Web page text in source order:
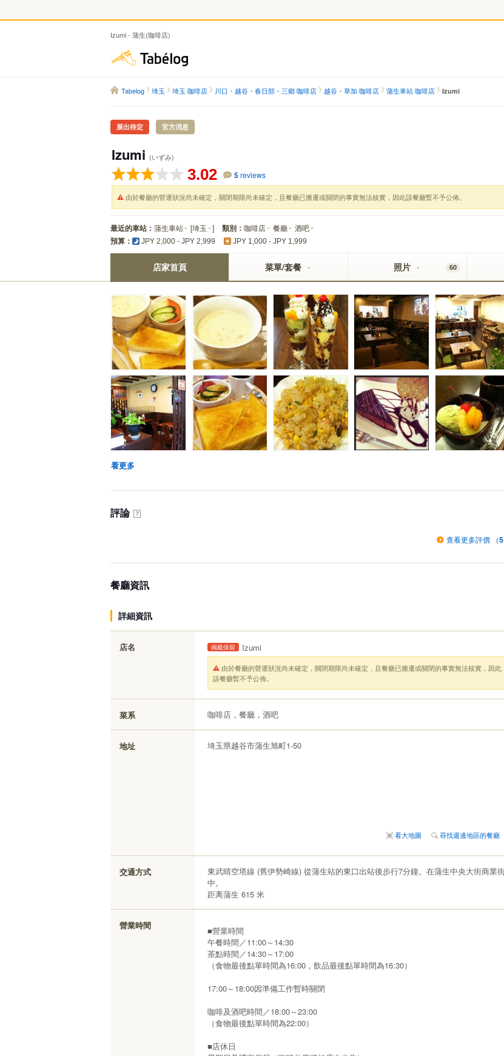
Izumi - 蒲生(咖啡店)
Tabelog 埼玉 埼玉 咖啡店 川口・越谷・春日部・三鄉 咖啡店 越谷・草加 咖啡店 蒲生車站 咖啡店 Izumi
展出待定 官方消息
Izumi (いずみ)
3.02 5reviews
由於餐廳的營運狀況尚未確定，關閉期限尚未確定，且餐廳已搬遷或關閉的事實無法核實，因此該餐廳暫不予公佈。
最近的車站： 蒲生車站 [埼玉 ] 類別： 咖啡店 餐廳 酒吧
預算： JPY 2,000 - JPY 2,999 JPY 1,000 - JPY 1,999
店家首頁 菜單/套餐 照片 60
看更多
評論 ？
查看更多評價 （5
餐廳資訊
詳細資訊
店名 掲載保留 Izumi
由於餐廳的營運狀況尚未確定，關閉期限尚未確定，且餐廳已搬遷或關閉的事實無法核實，因此
該餐廳暫不予公佈。
菜系 咖啡店，餐廳，酒吧
地址 埼玉県越谷市蒲生旭町1-50
看大地圖 尋找週邊地區的餐廳
交通方式
東武晴空塔線 (舊伊勢崎線) 從蒲生站的東口出站後步行7分鐘。在蒲生中央大街商業
中。
距离蒲生 615 米
營業時間
■營業時間
午餐時間／11:00～14:30
茶點時間／14:30～17:00
（食物最後點單時間為16:00，飲品最後點單時間為16:30）
17:00～18:00因準備工作暫時關閉
咖啡及酒吧時間／18:00～23:00
（食物最後點單時間為22:00）
■店休日